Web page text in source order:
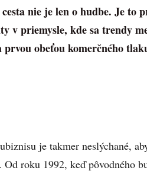
nie je len o hudbe. Je to
v priemysle, kde sa trendy
obeťou komerčného
je takmer neslýchané,
roku 1992, keď pôvodného